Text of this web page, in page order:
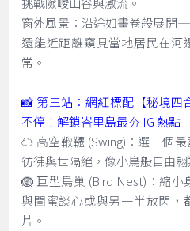
窗外風景：沿途如畫卷般展開
還能近距離窺見當地居民在河
常。
📸 第三站：網紅標配【秘境四
不停！解鎖峇里島最夯 IG 熱點
☁️ 高空鞦韆 (Swing)：選一個
彷彿與世隔絕，像小鳥般自由
🪺 巨型鳥巢 (Bird Nest)：縮
與閨蜜談心或與另一半放閃，
片。